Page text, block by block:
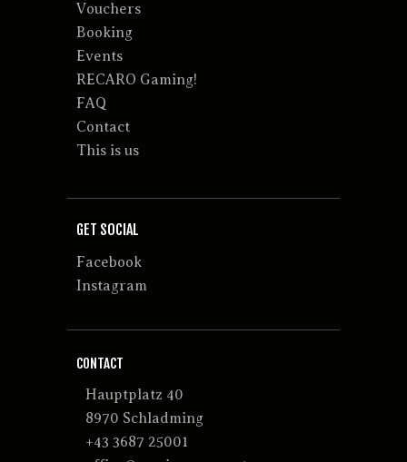
Vouchers
Booking
Events
RECARO Gaming!
FAQ
Contact
This is us
GET SOCIAL
Facebook
Instagram
CONTACT
Hauptplatz 40
8970 Schladming
+43 3687 25001